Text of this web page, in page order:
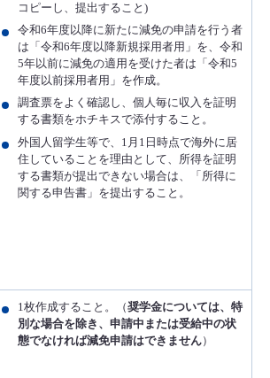
コピーし、提出すること)
令和6年度以降に新たに減免の申請を行う者
は「令和6年度以降新規採用者用」を、令和
5年以前に減免の適用を受けた者は「令和5
年度以前採用者用」を作成。
調査票をよく確認し、個人毎に収入を証明
する書類をホチキスで添付すること。
外国人留学生等で、1月1日時点で海外に居
住していることを理由として、所得を証明
する書類が提出できない場合は、「所得に
関する申告書」を提出すること。
1枚作成すること。（奨学金については、特
別な場合を除き、申請中または受給中の状
態でなければ減免申請はできません）